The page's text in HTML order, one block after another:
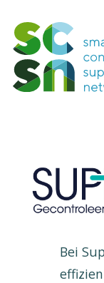
Bei